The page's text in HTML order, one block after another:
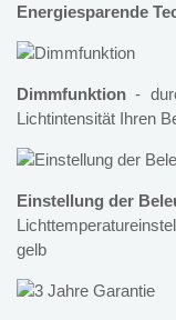
Energiesparende
Dimmfunktion -
Lichtintensität Ihren
Einstellung der
gelb